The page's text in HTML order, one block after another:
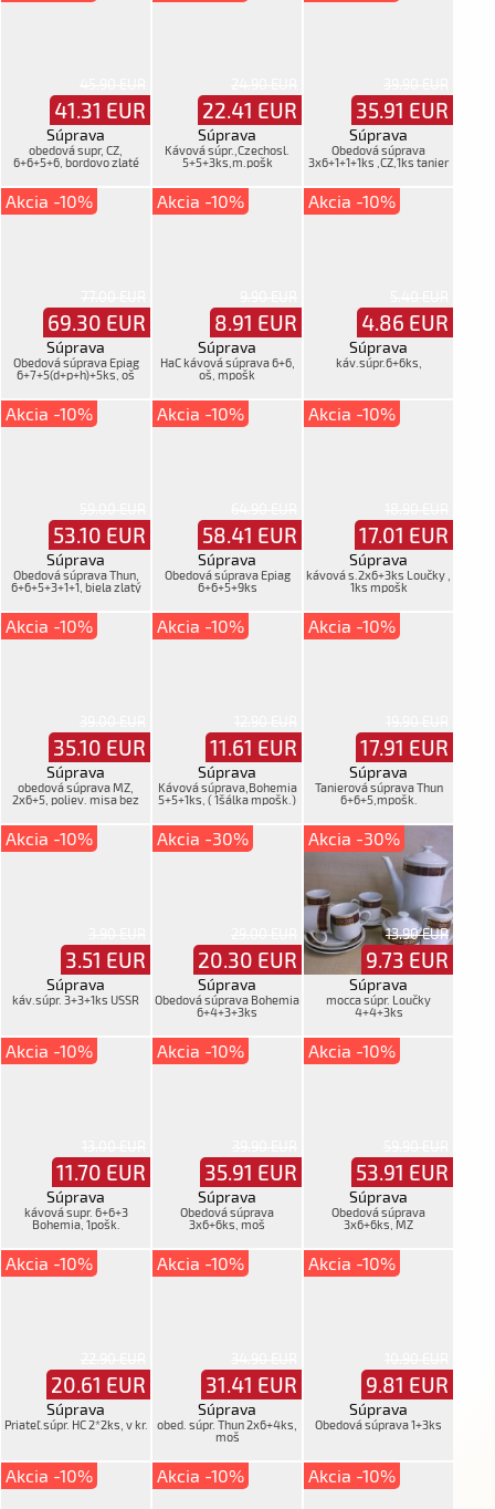
41.31 EUR
Súprava
obedová supr, CZ,
6+6+5+6, bordovo zlaté
22.41 EUR
Súprava
Kávová súpr.,Czechosl.
5+5+3ks,m.pošk
35.91 EUR
Súprava
Obedová súprava
3x6+1+1+1ks ,CZ,1ks tanier
Akcia -10%
69.30 EUR
Súprava
Obedová súprava Epiag
6+7+5(d+p+h)+5ks, oš
Akcia -10%
8.91 EUR
Súprava
HaC kávová súprava 6+6,
oš, mpošk
Akcia -10%
4.86 EUR
Súprava
káv.súpr.6+6ks,
Akcia -10%
53.10 EUR
Súprava
Obedová súprava Thun,
6+6+5+3+1+1, biela zlatý
Akcia -10%
58.41 EUR
Súprava
Obedová súprava Epiag
6+6+5+9ks
Akcia -10%
17.01 EUR
Súprava
kávová s.2x6+3ks Loučky ,
1ks mpošk
Akcia -10%
35.10 EUR
Súprava
obedová súprava MZ,
2x6+5, poliev. misa bez
Akcia -10%
11.61 EUR
Súprava
Kávová súprava,Bohemia
5+5+1ks, ( 1šálka mpošk.)
Akcia -10%
17.91 EUR
Súprava
Tanierová súprava Thun
6+6+5,mpošk.
Akcia -10%
3.51 EUR
Súprava
káv.súpr. 3+3+1ks USSR
Akcia -30%
20.30 EUR
Súprava
Obedová súprava Bohemia
6+4+3+3ks
Akcia -30%
13.90 EUR
9.73 EUR
Súprava
mocca súpr. Loučky
4+4+3ks
Akcia -10%
11.70 EUR
Súprava
kávová supr. 6+6+3
Bohemia, 1pošk.
Akcia -10%
35.91 EUR
Súprava
Obedová súprava
3x6+6ks, moš
Akcia -10%
53.91 EUR
Súprava
Obedová súprava
3x6+6ks, MZ
Akcia -10%
20.61 EUR
Súprava
Priateľ.súpr. HC 2*2ks, v kr.
Akcia -10%
31.41 EUR
Súprava
obed. súpr. Thun 2x6+4ks,
moš
Akcia -10%
9.81 EUR
Súprava
Obedová súprava 1+3ks
Akcia -10% Akcia -10% Akcia -10%